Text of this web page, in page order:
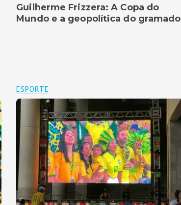
Guilherme Frizzera: A Copa do
Mundo e a geopolítica do gramado
ESPORTE